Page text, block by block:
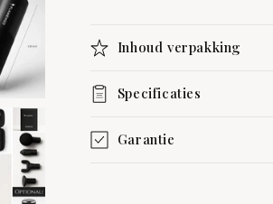
Inhoud verpakking
Specificaties
Garantie